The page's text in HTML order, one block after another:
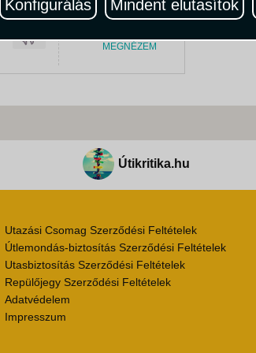
Konfigurálás Mindent elutasítok
MEGNÉZEM
Útikritika.hu
Utazási Csomag Szerződési Feltételek
Útlemondás-biztosítás Szerződési Feltételek
Utasbiztosítás Szerződési Feltételek
Repülőjegy Szerződési Feltételek
Adatvédelem
Impresszum